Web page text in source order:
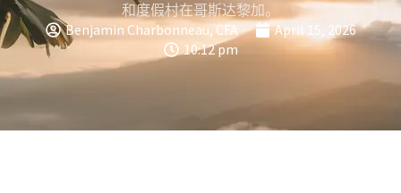
和度假村在哥斯达黎加。
Benjamin Charbonneau, CFA
April 15, 2026
10:12 pm